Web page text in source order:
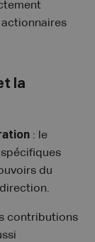
la
: le
du
contributions